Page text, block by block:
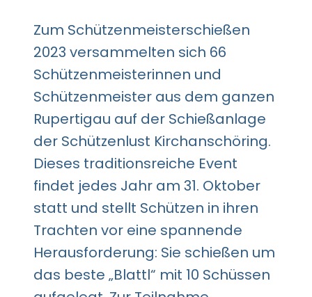
Zum Schützenmeisterschießen
2023 versammelten sich 66
Schützenmeisterinnen und
Schützenmeister aus dem ganzen
Rupertigau auf der Schießanlage
der Schützenlust Kirchanschöring.
Dieses traditionsreiche Event
findet jedes Jahr am 31. Oktober
statt und stellt Schützen in ihren
Trachten vor eine spannende
Herausforderung: Sie schießen um
das beste „Blattl“ mit 10 Schüssen